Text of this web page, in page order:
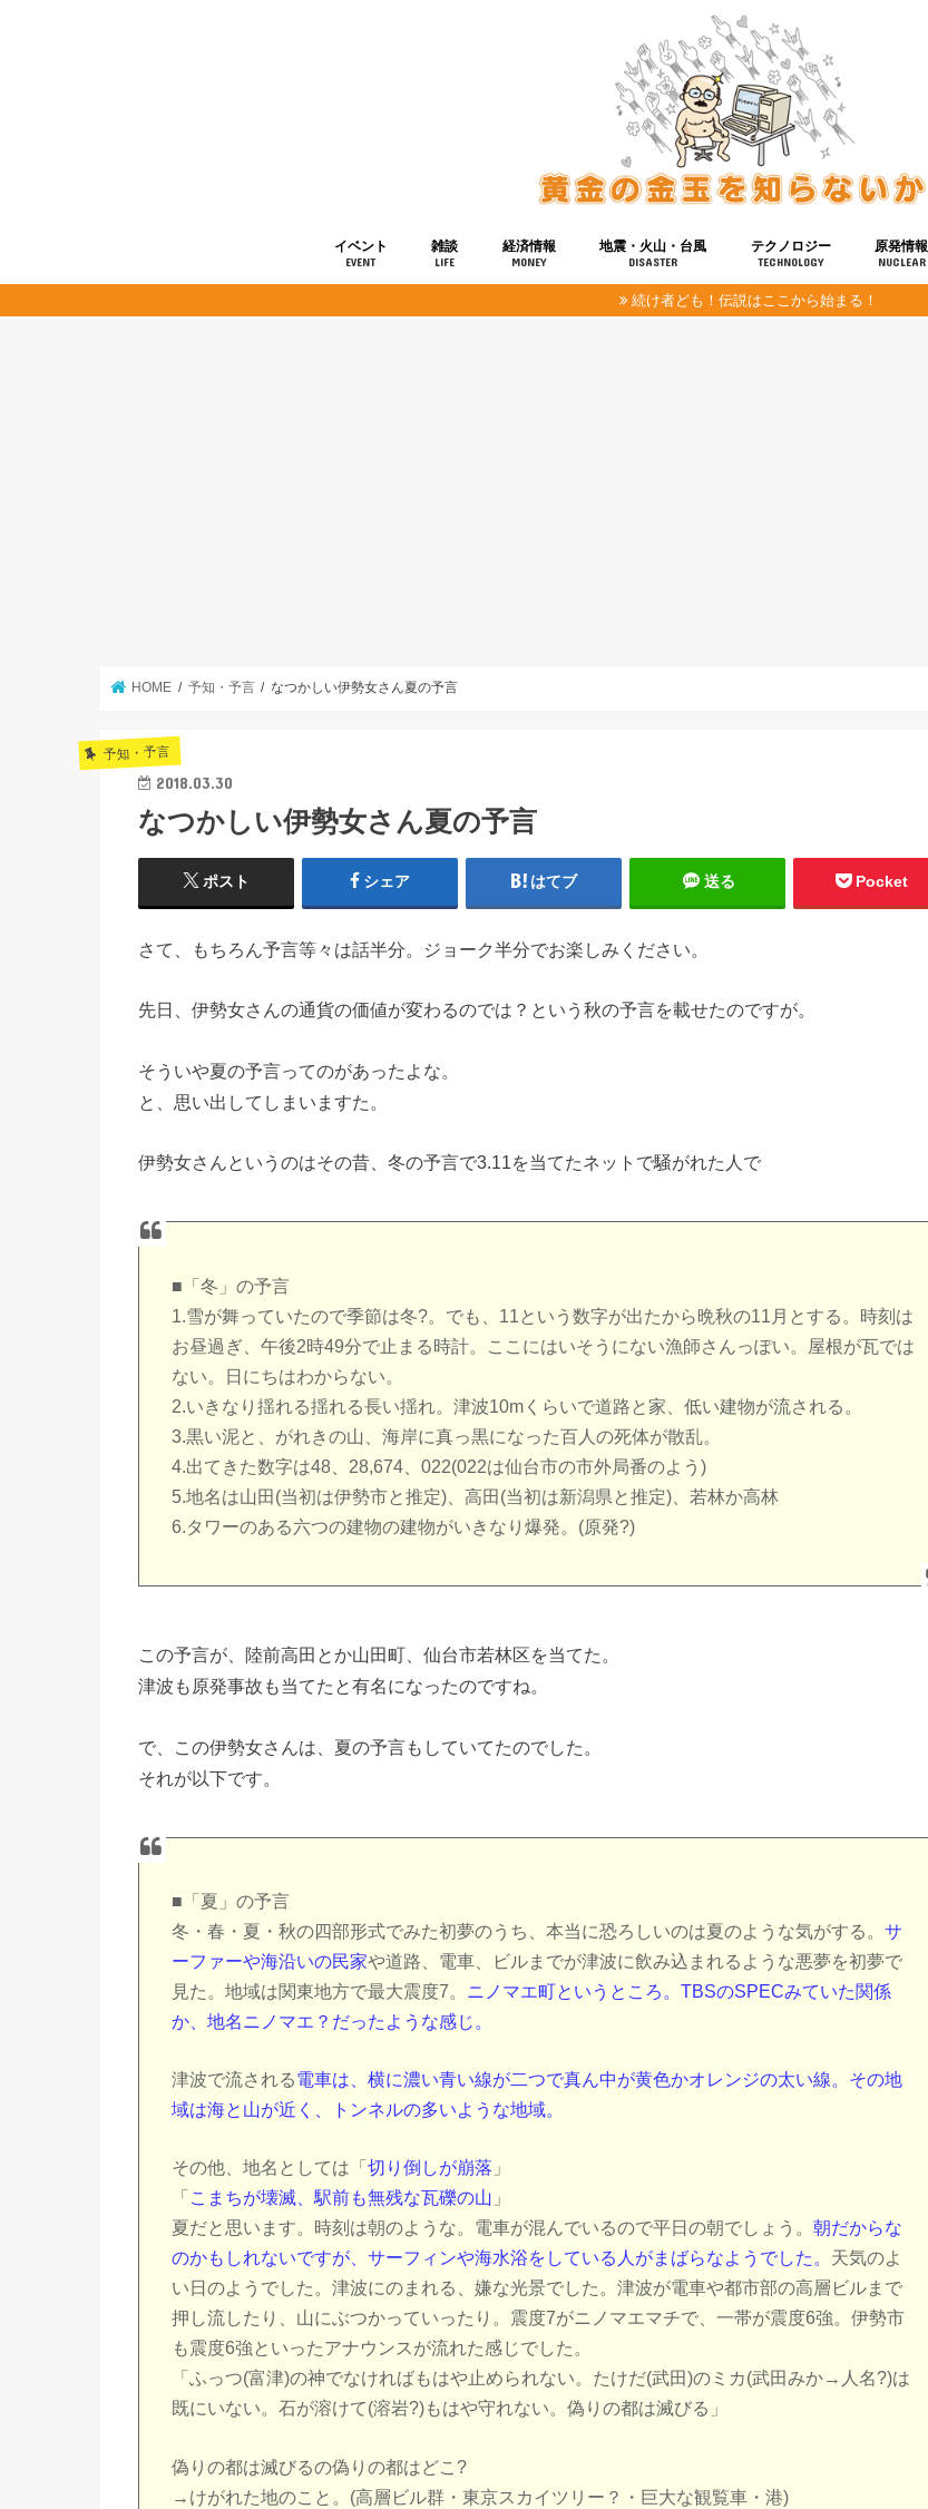
イベント
EVENT
雑談
LIFE
経済情報
MONEY
地震・火山・台風
DISASTER
テクノロジー
TECHNOLOGY
健康
宇宙
原発情報
NUCLEAR
続け者ども！伝説はここから始まる！
HOME 予知・予言 なつかしい伊勢女さん夏の予言
予知・予言
2018.03.30
なつかしい伊勢女さん夏の予言
ポスト シェア はてブ 送る Pocket
さて、もちろん予言等々は話半分。ジョーク半分でお楽しみください。
先日、伊勢女さんの通貨の価値が変わるのでは？という秋の予言を載せたのですが。
そういや夏の予言ってのがあったよな。
と、思い出してしまいますた。
伊勢女さんというのはその昔、冬の予言で3.11を当てたネットで騒がれた人で
■「冬」の予言
1.雪が舞っていたので季節は冬?。でも、11という数字が出たから晩秋の11月とする。時刻は
お昼過ぎ、午後2時49分で止まる時計。ここにはいそうにない漁師さんっぽい。屋根が瓦では
ない。日にちはわからない。
2.いきなり揺れる揺れる長い揺れ。津波10mくらいで道路と家、低い建物が流される。
3.黒い泥と、がれきの山、海岸に真っ黒になった百人の死体が散乱。
4.出てきた数字は48、28,674、022(022は仙台市の市外局番のよう)
5.地名は山田(当初は伊勢市と推定)、高田(当初は新潟県と推定)、若林か高林
6.タワーのある六つの建物の建物がいきなり爆発。(原発?)
この予言が、陸前高田とか山田町、仙台市若林区を当てた。
津波も原発事故も当てたと有名になったのですね。
で、この伊勢女さんは、夏の予言もしていてたのでした。
それが以下です。
■「夏」の予言
冬・春・夏・秋の四部形式でみた初夢のうち、本当に恐ろしいのは夏のような気がする。サ
ーファーや海沿いの民家や道路、電車、ビルまでが津波に飲み込まれるような悪夢を初夢で
見た。地域は関東地方で最大震度7。 ニノマエ町というところ。TBSのSPECみていた関係
か、地名ニノマエ？だったような感じ。
津波で流される電車は、横に濃い青い線が二つで真ん中が黄色かオレンジの太い線。その地
域は海と山が近く、トンネルの多いような地域。
その他、地名としては「切り倒しが崩落 」
「 こまちが壊滅、駅前も無残な瓦礫の山 」
夏だと思います。時刻は朝のような。電車が混んでいるので平日の朝でしょう。朝だからな
のかもしれないですが、サーフィンや海水浴をしている人がまばらなようでした。 天気のよ
い日のようでした。津波にのまれる、嫌な光景でした。津波が電車や都市部の高層ビルまで
押し流したり、山にぶつかっていったり。震度7がニノマエマチで、一帯が震度6強。伊勢市
も震度6強といったアナウンスが流れた感じでした。
「ふっつ(富津)の神でなければもはや止められない。たけだ(武田)のミカ(武田みか→人名?)は
既にいない。石が溶けて(溶岩?)もはや守れない。偽りの都は滅びる」
偽りの都は滅びるの偽りの都はどこ?
→けがれた地のこと。(高層ビル群・東京スカイツリー？・巨大な観覧車・港)